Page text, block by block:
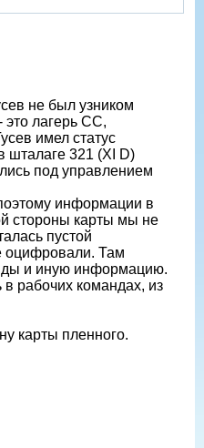
не был узником
это лагерь СС,
имел статус
шталаге 321 (XI D)
под управлением
информации в
стороны карты мы не
пустой
оцифровали. Там
и иную информацию.
в рабочих командах, из
карты пленного.